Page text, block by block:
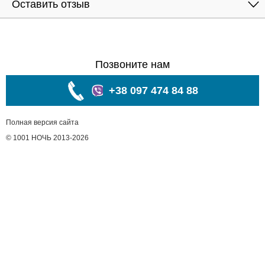
Оставить отзыв
Позвоните нам
+38 097 474 84 88
Полная версия сайта
© 1001 НОЧЬ 2013-2026